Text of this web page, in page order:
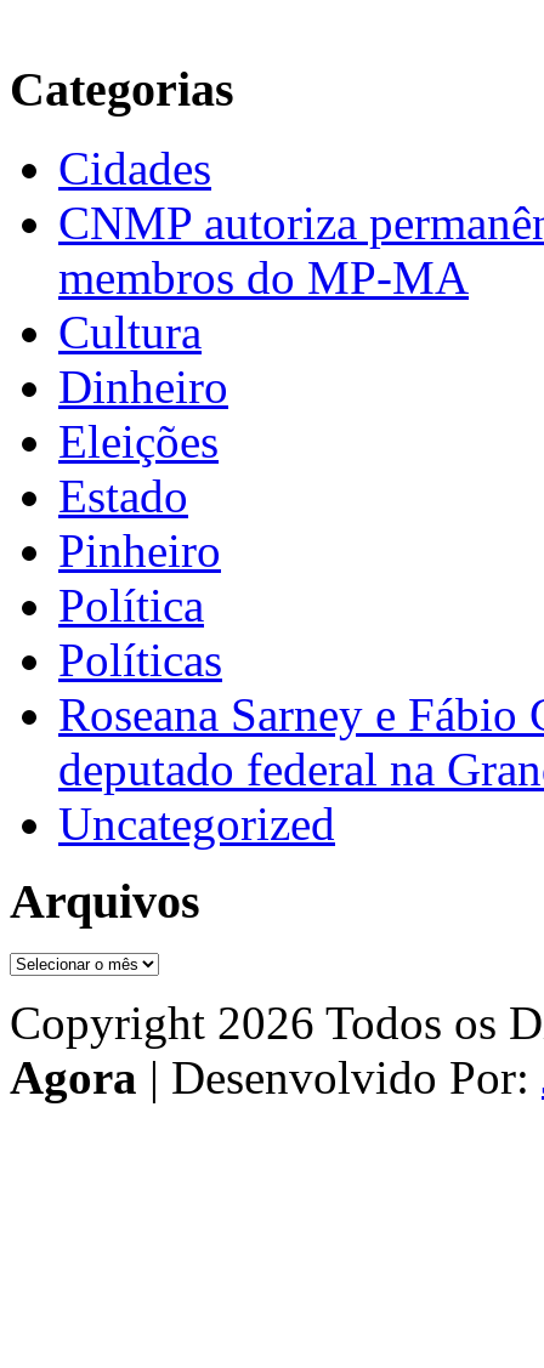
Categorias
Cidades
CNMP autoriza
membros do MP-MA
Cultura
Dinheiro
Eleições
Estado
Pinheiro
Política
Políticas
Roseana Sarney e
deputado federal na
Uncategorized
Arquivos
Arquivos
Copyright 2026 Todos os
Agora | Desenvolvido Por: